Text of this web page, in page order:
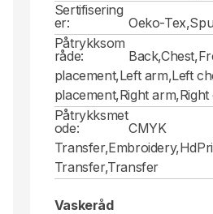
Sertifisering
er:
Oeko-
Påtrykksom
råde:
placement,Left arm,Left
placement,Right arm,Right
Påtrykksmet
ode:
CMYK
Transfer,Transfer
Vaskeråd